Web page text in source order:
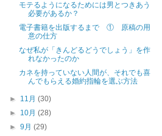
モテるようになるためには男とつきあう
必要があるか？
電子書籍を出版するまで ① 原稿の用
意の仕方
なぜ私が「きんどるどうでしょう」を作
れなかったのか
カネを持っていない人間が、それでも喜
んでもらえる婚約指輪を選ぶ方法
► 11月(30)
► 10月(28)
►9月(29)